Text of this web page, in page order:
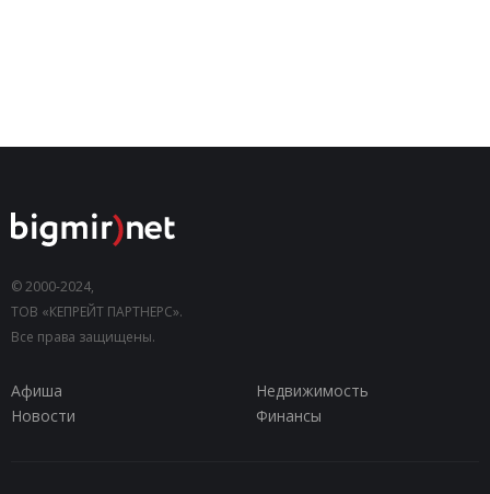
© 2000-2024,
ТОВ «КЕПРЕЙТ ПАРТНЕРС».
Все права защищены.
Афиша
Недвижимость
Новости
Финансы